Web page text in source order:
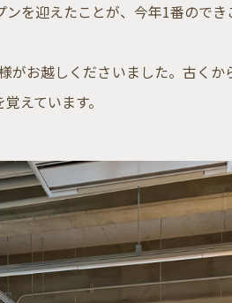
ンを迎えたことが、今年1番のでき
お越しくださいました。古く
えています。